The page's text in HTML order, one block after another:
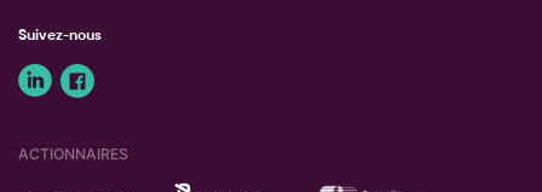
Suivez-nous
ACTIONNAIRES